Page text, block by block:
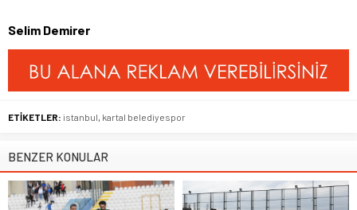
Selim Demirer
ETİKETLER: istanbul kartal belediyespor
BENZER KONULAR